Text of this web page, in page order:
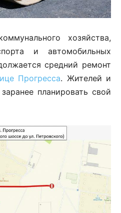
хозяйства,
и автомобильных
средний ремонт
Прогресса. Жителей и
планировать свой